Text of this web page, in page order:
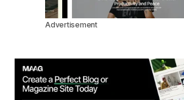
Advertisement